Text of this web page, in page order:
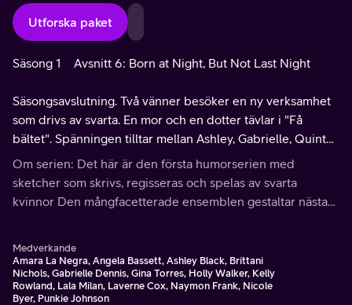
Utforska paket
Säsong 1 Avsnitt 6: Born at Night, But Not Last Night
Säsongsavslutning. Två vänner besöker en ny verksamhet
som drivs av svarta. En mor och en dotter tävlar i "Få
bältet". Spänningen tilltar mellan Ashley, Gabrielle, Quinta
och Robin.
Om serien: Det här är den första humorserien med
sketcher som skrivs, regisseras och spelas av svarta
kvinnor Den mångfacetterade ensemblen gestaltar nästan
Medverkande
Amara La Negra, Angela Bassett, Ashley Black, Brittani
Nichols, Gabrielle Dennis, Gina Torres, Holly Walker, Kelly
Rowland, Lala Milan, Laverne Cox, Naymon Frank, Nicole
Byer, Punkie Johnson